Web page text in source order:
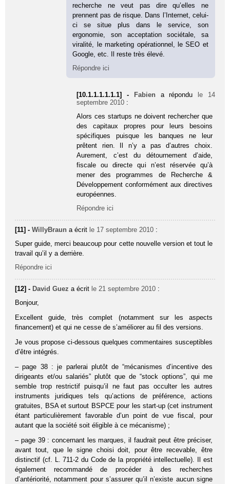
recherche ne veut pas dire qu’elles ne
prennent pas de risque. Dans l’Internet, celui-
ci se situe plus dans le service, son
ergonomie, son acceptation sociétale, sa
viralité, le marketing opérationnel, le SEO et
Google, etc. Il reste très élevé.
Répondre ici
[10.1.1.1.1.1.1] - Fabien a répondu
le 14
septembre 2010 :
Alors ces startups ne doivent rechercher que
des capitaux propres pour leurs besoins
spécifiques puisque les banques ne leur
prêtent rien. Il n’y a pas d’autres choix.
Aurement, c’est du détournement d’aide,
fiscale ou directe qui n’est réservée qu’à
mener des programmes de Recherche &
Développement conformément aux directives
européennes.
Répondre ici
[11] -WillyBraun a écrit le 17 septembre 2010 :
Super guide, merci beaucoup pour cette nouvelle version et tout le
travail qu’il y a derrière.
Répondre ici
[12] - David Guez a écrit le 21 septembre 2010 :
Bonjour,
Excellent guide, très complet (notamment sur les aspects
financement) et qui ne cesse de s’améliorer au fil des versions.
Je vous propose ci-dessous quelques commentaires susceptibles
d’être intégrés.
– page 38 : je parlerai plutôt de “mécanismes d’incentive des
dirigeants et/ou salariés” plutôt que de “stock options”, qui me
semble trop restrictif puisqu’il ne faut pas occulter les autres
instruments juridiques tels qu’actions de préférence, actions
gratuites, BSA et surtout BSPCE pour les start-up (cet instrument
étant particulièrement favorable d’un point de vue fiscal, pour
autant que la société soit éligible à ce mécanisme) ;
– page 39 : concernant les marques, il faudrait peut être préciser,
avant tout, que le signe choisi doit, pour être recevable, être
distinctif (cf. L. 711-2 du Code de la propriété intellectuelle). Il est
également recommandé de procéder à des recherches
d’antériorité, notamment pour s’assurer qu’il n’existe aucun signe